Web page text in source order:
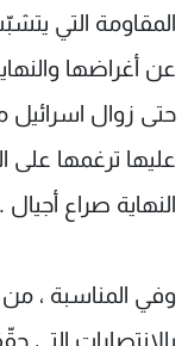
المقاومة التي
عن أغراضها
حتى زوال اسرائيل
عليها ترغمها
النهاية صراع أجيال .
وفي المناسبة ، من
الترددات
الإنـتـاج